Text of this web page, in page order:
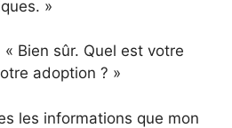
»
Bien sûr. Quel est votre
adoption ? »
les informations que mon